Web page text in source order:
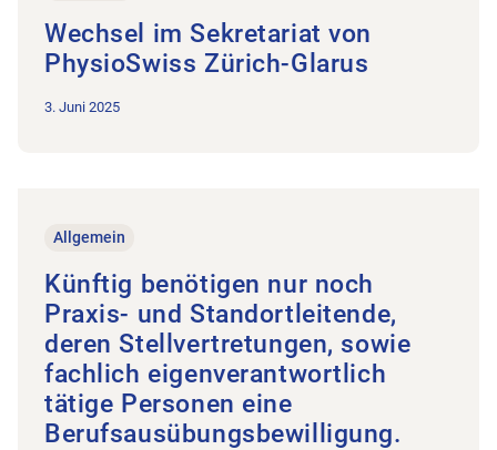
Wechsel im Sekretariat von
PhysioSwiss Zürich-Glarus
3. Juni 2025
Allgemein
Künftig benötigen nur noch
Praxis- und Standortleitende,
deren Stellvertretungen, sowie
fachlich eigenverantwortlich
tätige Personen eine
Berufsausübungsbewilligung.